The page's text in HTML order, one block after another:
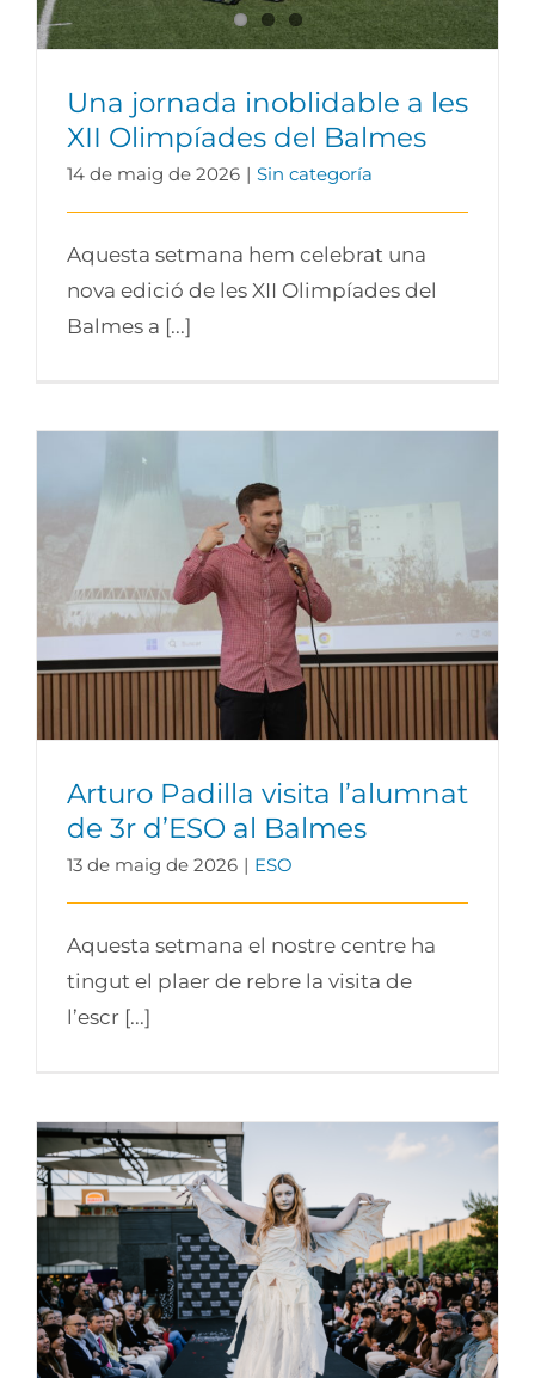
Una jornada inoblidable a les
XII Olimpíades del Balmes
14 de maig de 2026 | Sin categoría
Aquesta setmana hem celebrat una
nova edició de les XII Olimpíades del
Balmes a [...]
Arturo Padilla visita l’alumnat de 3r d’ESO
al Balmes
Arturo Padilla visita l’alumnat
de 3r d’ESO al Balmes
13 de maig de 2026 | ESO
Aquesta setmana el nostre centre ha
tingut el plaer de rebre la visita de
l’escr [...]
La gran desfilada del Balmes transforma
el Gran Via 2 en un espectacle de
creativitat i talent